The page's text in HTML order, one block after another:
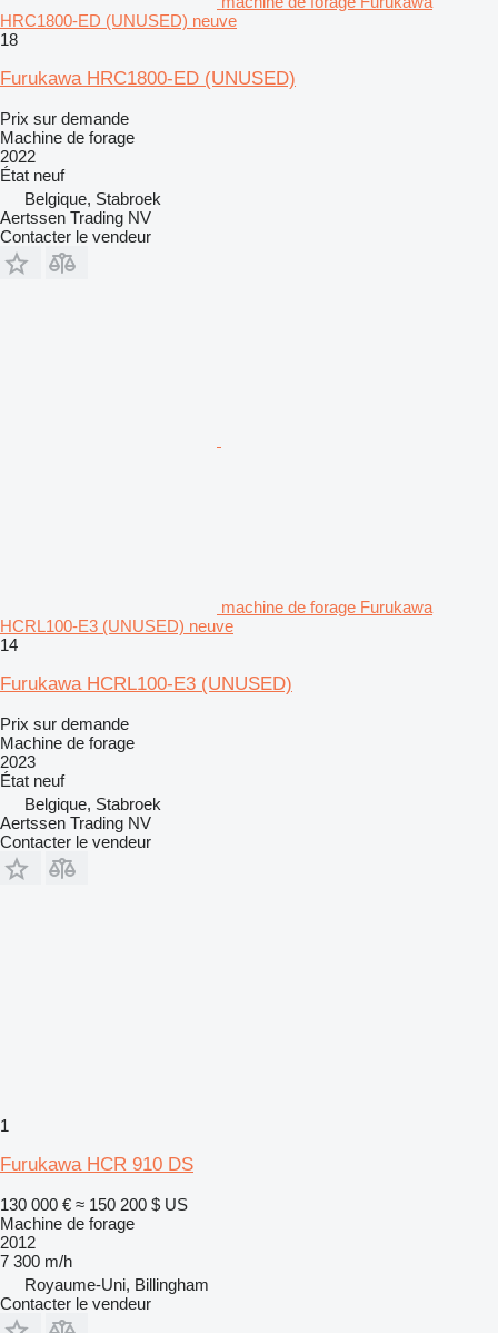
HRC1800-ED (UNUSED) neuve
18
Furukawa HRC1800-ED (UNUSED)
Prix sur demande
Machine de forage
2022
État neuf
Belgique, Stabroek
Aertssen Trading NV
Contacter le vendeur
machine de forage Furukawa
HCRL100-E3 (UNUSED) neuve
14
Furukawa HCRL100-E3 (UNUSED)
Prix sur demande
Machine de forage
2023
État neuf
Belgique, Stabroek
Aertssen Trading NV
Contacter le vendeur
1
Furukawa HCR 910 DS
130 000 € ≈ 150 200 $ US
Machine de forage
2012
7 300 m/h
Royaume-Uni, Billingham
Contacter le vendeur